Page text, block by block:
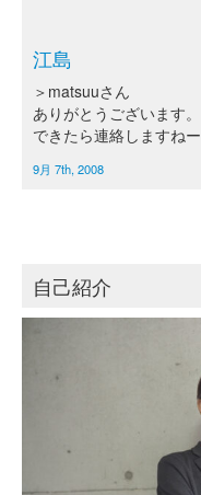
江島
＞matsuuさん
ありがとうございます。
できたら連絡しますねー
9月 7th, 2008
自己紹介